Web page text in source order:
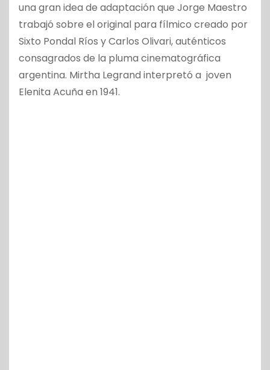
una gran idea de adaptación que Jorge Maestro
trabajó sobre el original para fílmico creado por
Sixto Pondal Ríos y Carlos Olivari, auténticos
consagrados de la pluma cinematográfica
argentina. Mirtha Legrand interpretó a joven
Elenita Acuña en 1941.